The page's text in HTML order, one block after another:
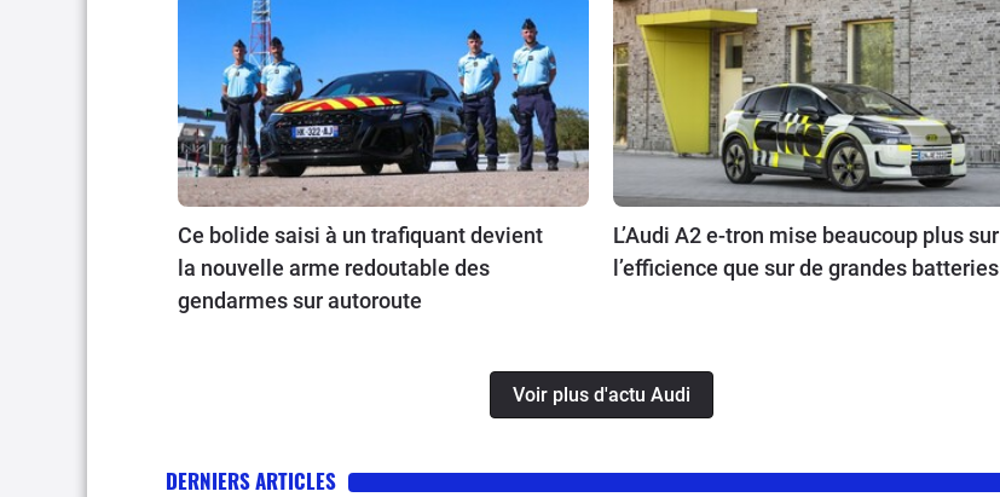
Ce bolide saisi à un trafiquant devient
la nouvelle arme redoutable des
gendarmes sur autoroute
L’Audi A2 e-tron mise beaucoup plus sur
l’efficience que sur de grandes batteries
Voir plus d'actu Audi
DERNIERS ARTICLES